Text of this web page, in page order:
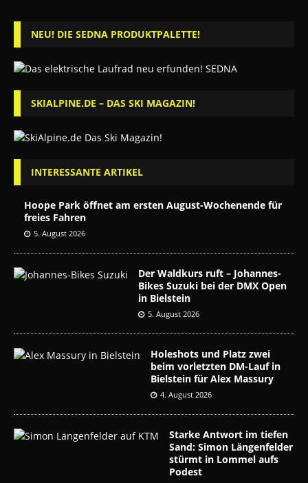
NEU! DIE SEDNA PRODUKTPALETTE!
SKIALPINE.DE – DAS SKI MAGAZIN!
INTERESSANTE ARTIKEL
Hoope Park öffnet am ersten August-Wochenende für
freies Fahren
5. August 2026
Der Waldkurs ruft – Johannes-
Bikes Suzuki bei der DMX Open
in Bielstein
5. August 2026
Holeshots und Platz zwei
beim vorletzten DM-Lauf in
Bielstein für Alex Massury
4. August 2026
Starke Antwort im tiefen
Sand: Simon Längenfelder
stürmt in Lommel aufs
Podest